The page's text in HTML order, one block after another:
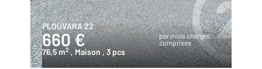
PLOUVARA 22
660 €
par mois charges
comprises
76,5 m2 , Maison , 3 pcs